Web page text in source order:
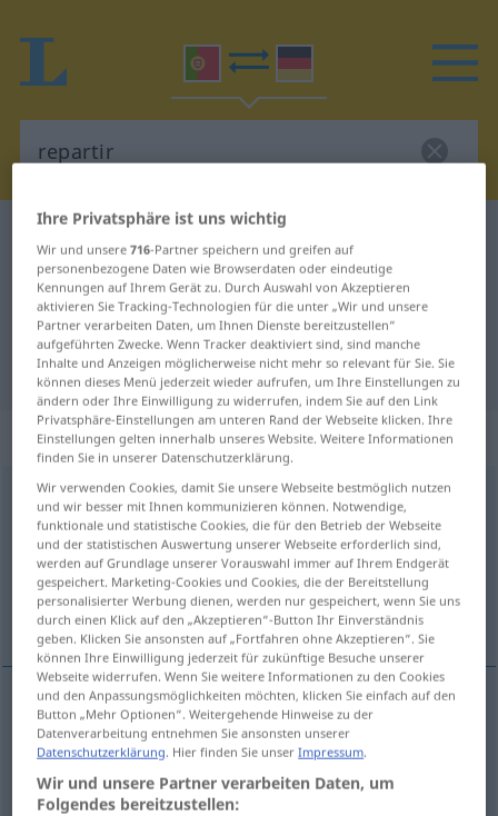
Portugiesisch-Deutsch Wörterbuch
Portugiesisch-Deutsch
Übersetzung für "repartir"
"repartir" Deutsch Übersetzung
„repartir“
repartir [ʁɨpɜrˈtir]
Übersicht aller Übersetzungen
(Für mehr Details die Übersetzung anklicken/antippen)
aufteilen, aus-, verteilen, zuteilen, zerteilen
(auf)teilen repartir
aus-,verteilen(unter DAT ) repartir por
Ihre Privatsphäre ist uns wichtig
Wir und unsere716-Partner speichern und greifen auf
personenbezogene Daten wie Browserdaten oder eindeutige
Kennungen auf Ihrem Gerät zu. Durch Auswahl von Akzeptieren
aktivieren Sie Tracking-Technologien für die unter „Wir und unsere
Partner verarbeiten Daten, um Ihnen Dienste bereitzustellen“
aufgeführten Zwecke. Wenn Tracker deaktiviert sind, sind manche
Inhalte und Anzeigen möglicherweise nicht mehr so relevant für Sie. Sie
können dieses Menü jederzeit wieder aufrufen, um Ihre Einstellungen zu
ändern oder Ihre Einwilligung zu widerrufen, indem Sie auf den Link
Privatsphäre-Einstellungen am unteren Rand der Webseite klicken. Ihre
Einstellungen gelten innerhalb unseres Website. Weitere Informationen
finden Sie in unserer Datenschutzerklärung.
Wir verwenden Cookies, damit Sie unsere Webseite bestmöglich nutzen
und wir besser mit Ihnen kommunizieren können. Notwendige,
funktionale und statistische Cookies, die für den Betrieb der Webseite
und der statistischen Auswertung unserer Webseite erforderlich sind,
werden auf Grundlage unserer Vorauswahl immer auf Ihrem Endgerät
gespeichert. Marketing-Cookies und Cookies, die der Bereitstellung
personalisierter Werbung dienen, werden nur gespeichert, wenn Sie uns
durch einen Klick auf den „Akzeptieren“-Button Ihr Einverständnis
geben. Klicken Sie ansonsten auf „Fortfahren ohne Akzeptieren“. Sie
können Ihre Einwilligung jederzeit für zukünftige Besuche unserer
Webseite widerrufen. Wenn Sie weitere Informationen zu den Cookies
und den Anpassungsmöglichkeiten möchten, klicken Sie einfach auf den
Button „Mehr Optionen“. Weitergehende Hinweise zu der
Datenverarbeitung entnehmen Sie ansonsten unserer
Datenschutzerklärung. Hier finden Sie unserImpressum.
Wir und unsere Partner verarbeiten Daten, um
Folgendes bereitzustellen: